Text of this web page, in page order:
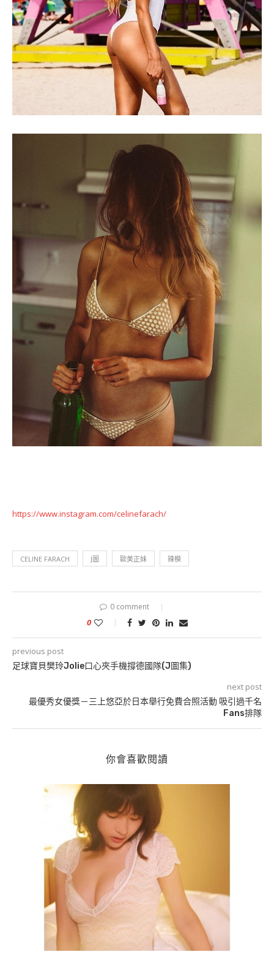
https://www.instagram.com/celinefarach/
CELINE FARACH J圖 歐美正妹 辣模
0 comment
0
previous post
足球寶貝樊玲Jolie口心夾手機撐德國隊(J圖集)
next post
最優秀女優獎－三上悠亞於日本舉行免費合照活動 吸引過千名
Fans排隊
你會喜歡閱讀